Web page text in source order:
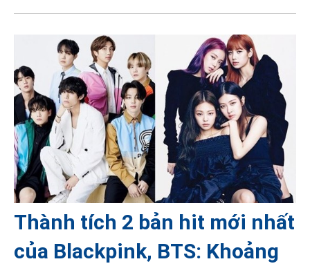
Thành tích 2 bản hit mới nhất
của Blackpink, BTS: Khoảng